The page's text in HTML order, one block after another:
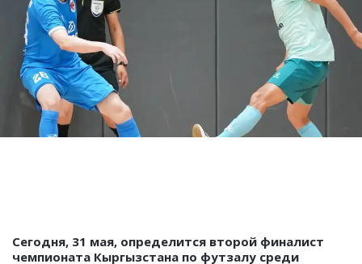
Сегодня, 31 мая, определится второй финалист
чемпионата Кыргызстана по футзалу среди